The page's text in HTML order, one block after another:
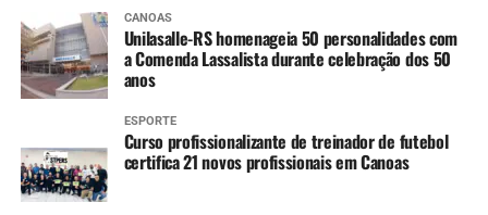
níveis ainda em inundação ao longo do dia.
Ibicuí (Manoel Viana) – Tendência de lento
declínio, com níveis ainda em inundação ao longo
Caí (Montenegro) – Tendência de estabilidade.
Taquari (Taquari) – Tendência de lenta elevação,
devendo entrar em estabilidade ao longo do dia.
CANOAS
Unilasalle-RS homenageia 50 personalidades com
a Comenda Lassalista durante celebração dos 50
anos
ESPORTE
Curso profissionalizante de treinador de futebol
certifica 21 novos profissionais em Canoas